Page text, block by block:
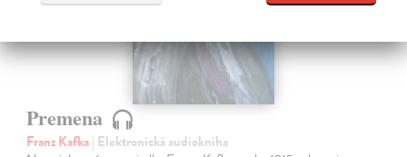
Premena
Franz Kafka| Elektronická audiokniha